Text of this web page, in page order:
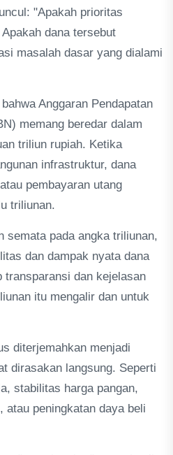
"Apakah prioritas
dana tersebut
masalah dasar yang dialami
Anggaran Pendapatan
memang beredar dalam
triliun rupiah. Ketika
infrastruktur, dana
pembayaran utang
triliunan.
semata pada angka triliunan,
dan dampak nyata dana
transparansi dan kejelasan
itu mengalir dan untuk
diterjemahkan menjadi
dirasakan langsung. Seperti
stabilitas harga pangan,
atau peningkatan daya beli